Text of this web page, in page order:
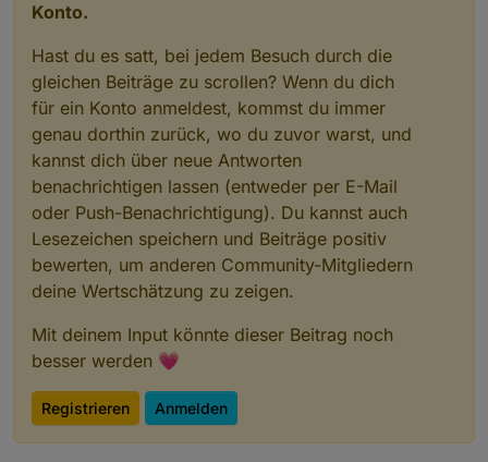
Konto.
Hast du es satt, bei jedem Besuch durch die
gleichen Beiträge zu scrollen? Wenn du dich
für ein Konto anmeldest, kommst du immer
genau dorthin zurück, wo du zuvor warst, und
kannst dich über neue Antworten
benachrichtigen lassen (entweder per E-Mail
oder Push-Benachrichtigung). Du kannst auch
Lesezeichen speichern und Beiträge positiv
bewerten, um anderen Community-Mitgliedern
deine Wertschätzung zu zeigen.
Mit deinem Input könnte dieser Beitrag noch
besser werden 💗
Registrieren Anmelden